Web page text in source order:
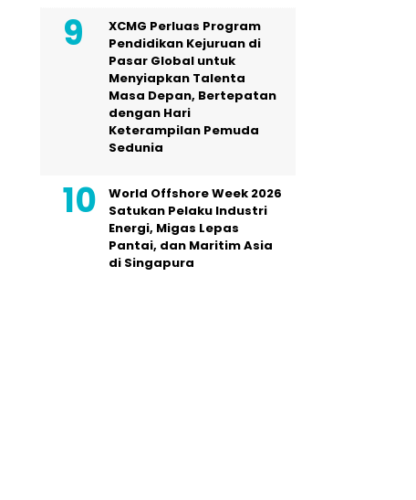
XCMG Perluas Program
Pendidikan Kejuruan di
Pasar Global untuk
Menyiapkan Talenta
Masa Depan, Bertepatan
dengan Hari
Keterampilan Pemuda
Sedunia
World Offshore Week 2026
Satukan Pelaku Industri
Energi, Migas Lepas
Pantai, dan Maritim Asia
di Singapura